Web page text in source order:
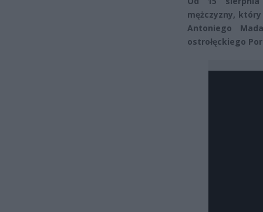
mężczyzny,
Antoniego
ostrołęckiego